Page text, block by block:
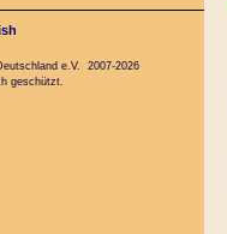
e.V. 2007-2026
geschützt.